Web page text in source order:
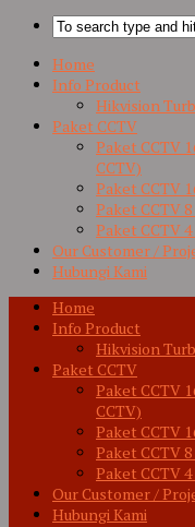
Home
Info Product
Hikvision
Paket CCTV
Paket CCTV
CCTV)
Paket CCTV
Paket CCTV
Paket CCTV
Our Customer /
Hubungi Kami
Home
Info Product
Hikvision
Paket CCTV
Paket CCTV
CCTV)
Paket CCTV
Paket CCTV
Paket CCTV
Our Customer /
Hubungi Kami